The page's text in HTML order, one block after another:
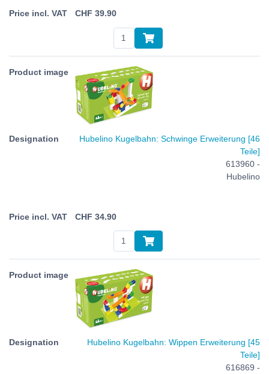
CHF 39.90
Hubelino Kugelbahn: Schwinge Erweiterung [46
Teile]
613960 -
Hubelino
CHF 34.90
Hubelino Kugelbahn: Wippen Erweiterung [45
Teile]
616869 -